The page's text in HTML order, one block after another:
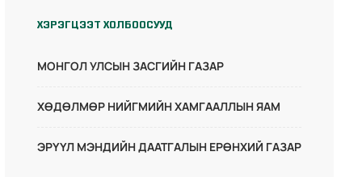
ХЭРЭГЦЭЭТ ХОЛБООСУУД
МОНГОЛ УЛСЫН ЗАСГИЙН ГАЗАР
ХӨДӨЛМӨР НИЙГМИЙН ХАМГААЛЛЫН ЯАМ
ЭРҮҮЛ МЭНДИЙН ДААТГАЛЫН ЕРӨНХИЙ ГАЗАР